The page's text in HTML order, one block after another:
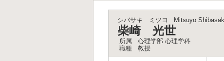
シバサキ ミツヨ Mitsuyo
柴崎 光世
所属
心理学部 心理学科
職種
教授